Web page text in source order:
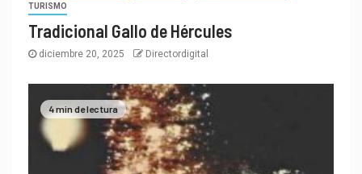
TURISMO
Tradicional Gallo de Hércules
diciembre 20, 2025 Directordigital
4 min de lectura